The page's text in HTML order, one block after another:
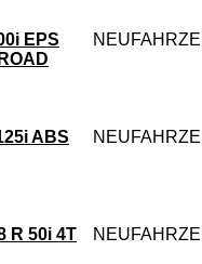
EPS
ABS
R 50i 4T